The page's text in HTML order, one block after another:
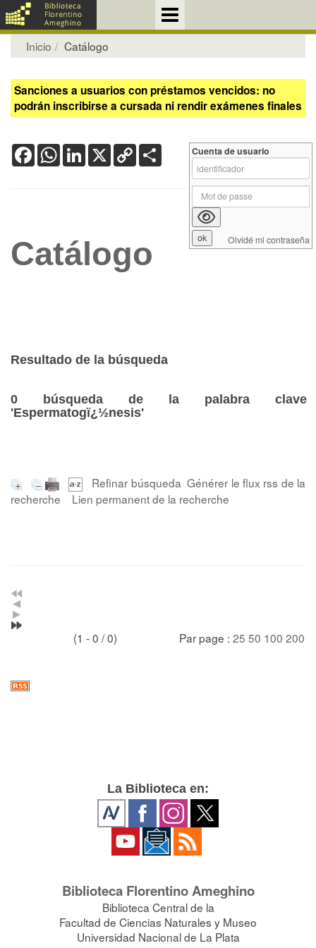
Inicio Catálogo
Sanciones a usuarios con préstamos vencidos: no
podrán inscribirse a cursada ni rendir exámenes finales
FacebookWhatsApp
LinkedIn
X Copy
Link
Catálogo
Resultado de la búsqueda
0 búsqueda de la palabra clave
'Espermatogï¿½nesis'
Refinar búsqueda Générer le flux rss de la
recherche
Lien permanent de la recherche
(1 - 0 / 0) Par page : 25 50 100 200
Cuenta de usuario
Olvidé mi contraseña
La Biblioteca en:
Biblioteca Florentino Ameghino
Biblioteca Central de la
Facultad de Ciencias Naturales y Museo
Universidad Nacional de La Plata